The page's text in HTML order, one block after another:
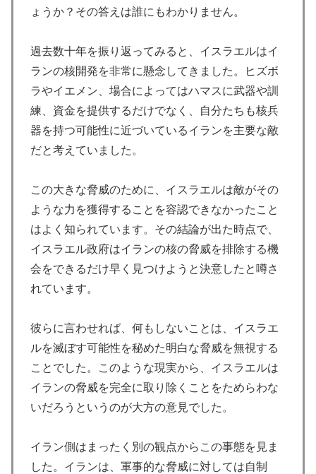
ょうか？その答えは誰にもわかりません。
過去数十年を振り返ってみると、イスラエルはイ
ランの核開発を非常に懸念してきました。ヒズボ
ラやイエメン、場合によってはハマスに武器や訓
練、資金を提供するだけでなく、自分たちも核兵
器を持つ可能性に近づいているイランを主要な敵
だと考えていました。
この大きな脅威のために、イスラエルは敵がその
ような力を獲得することを容認できなかったこと
はよく知られています。その結論が出た時点で、
イスラエル政府はイランの核の脅威を排除する機
会をできるだけ早く見つけようと決意したと噂さ
れています。
彼らに言わせれば、何もしないことは、イスラエ
ルを滅ぼす可能性を秘めた明白な脅威を無視する
ことでした。このような現実から、イスラエルは
イランの脅威を完全に取り除くことをためらわな
いだろうというのが大方の意見でした。
イラン側はまったく別の観点からこの事態を見ま
した。イランは、軍事的な脅威に対しては自制